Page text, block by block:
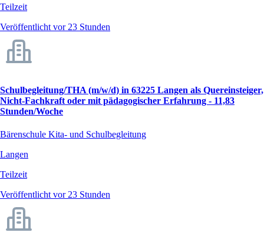
Teilzeit
Veröffentlicht vor 23 Stunden
Schulbegleitung/THA (m/w/d) in 63225 Langen als Quereinsteiger,
Nicht-Fachkraft oder mit pädagogischer Erfahrung - 11,83
Stunden/Woche
Bärenschule Kita- und Schulbegleitung
Langen
Teilzeit
Veröffentlicht vor 23 Stunden